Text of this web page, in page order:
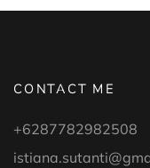
CONTACT ME
+6287782982508